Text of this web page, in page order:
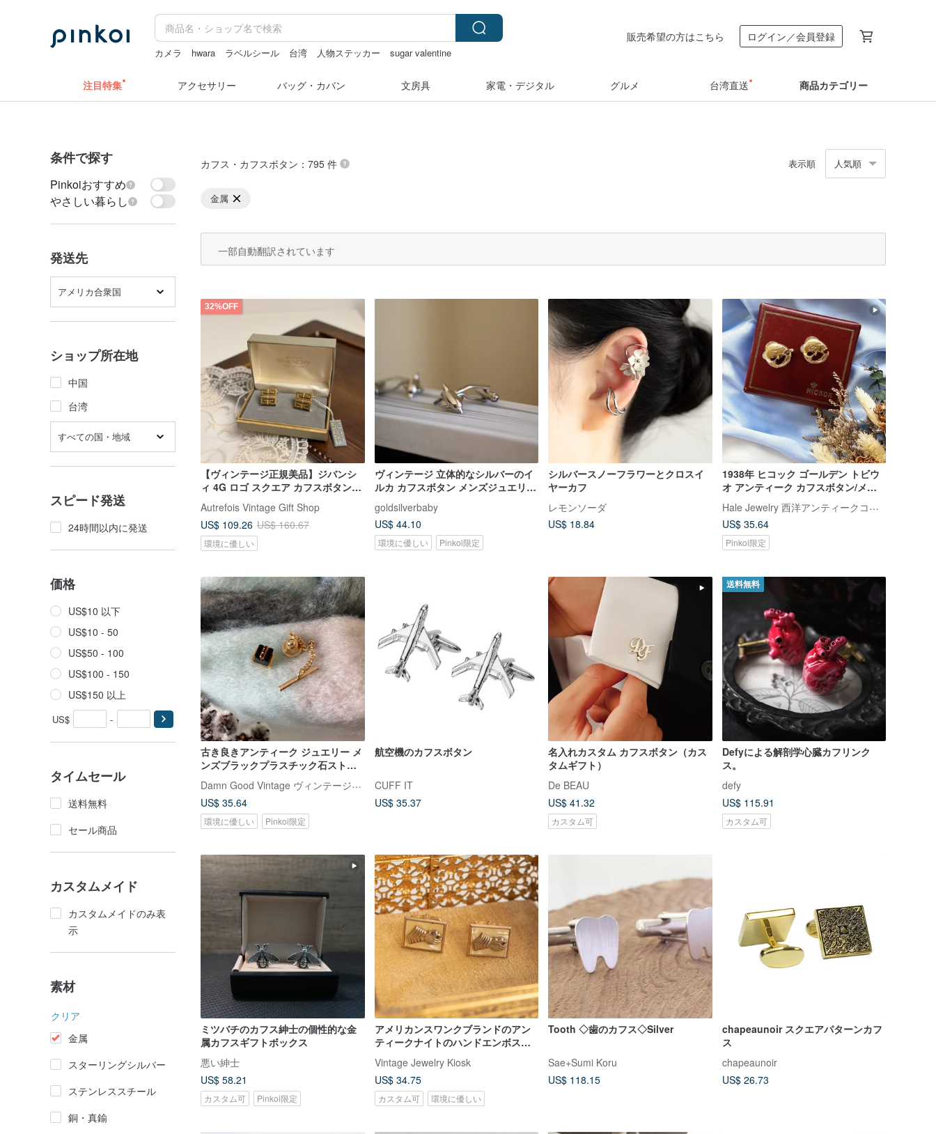
カメラ hwara ラベルシール 台湾 人物ステッカー
sugar valentine
販売希望の方はこちら ログイン／会員登録
注目特集 アクセサリー バッグ・カバン 文房具 家電・デジタル グルメ 台湾直送 商品カテゴリー
条件で探す
Pinkoiおすすめ
やさしい暮らし
発送先
アメリカ合衆国
ショップ所在地
中国
台湾
すべての国・地域
スピード発送
24時間以内に発送
価格
US$10 以下
US$10 - 50
US$50 - 100
US$100 - 150
US$150 以上
US$ -
タイムセール
送料無料
セール商品
カスタムメイド
カスタムメイドのみ表
示
素材
クリア
金属
スターリングシルバー
ステンレススチール
銅・真鍮
カフス・カフスボタン ：795 件 表示順 人気順
金属
一部自動翻訳されています
32%OFF
【ヴィンテージ正規美品】ジバンシ
ィ 4G ロゴ スクエア カフスボタン
Autrefois Vintage Gift Shop
US$ 109.26 US$ 160.67
環境に優しい
ヴィンテージ 立体的なシルバーのイ
ルカ カフスボタン メンズジュエリー
goldsilverbaby
US$ 44.10
環境に優しい Pinkoi限定
シルバースノーフラワーとクロスイ
ヤーカフ
レモンソーダ
US$ 18.84
1938年 ヒコック ゴールデン トビウ
オ アンティーク カフスボタン/メン
ン アンティークジュエリー
Hale Jewelry 西洋アンティークコレクション
US$ 35.64
Pinkoi限定
古き良きアンティーク ジュエリー メ
ンズブラックプラスチック石ストー
ピン W384
Damn Good Vintage ヴィンテージジュエリー
US$ 35.64
環境に優しい Pinkoi限定
航空機のカフスボタン
CUFF IT
US$ 35.37
名入れカスタム カフスボタン（カス
タムギフト）
De BEAU
US$ 41.32
カスタム可
送料無料
Defyによる解剖学心臓カフリンク
ス。
defy
US$ 115.91
カスタム可
ミツバチのカフス紳士の個性的な金
属カフスギフトボックス
悪い紳士
US$ 58.21
カスタム可 Pinkoi限定
アメリカンスワンクブランドのアン
ティークナイトのハンドエンボス加
工のマザーシェルスクエアカフリン
クス
Vintage Jewelry Kiosk
US$ 34.75
カスタム可 環境に優しい
Tooth ◇歯のカフス◇Silver
Sae+Sumi Koru
US$ 118.15
chapeaunoir スクエアパターンカフ
ス
chapeaunoir
US$ 26.73